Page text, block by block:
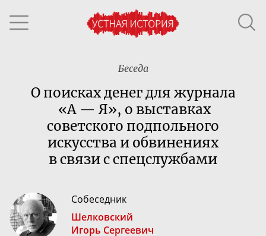
Беседа
О поисках денег для журнала
«А — Я», о выставках
советского подпольного
искусства и обвинениях
в связи с спецслужбами
Собеседник
Шелковский
Игорь Сергеевич